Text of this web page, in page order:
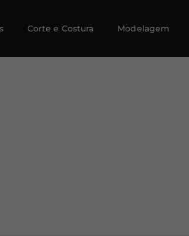
Corte e Costura Modelagem